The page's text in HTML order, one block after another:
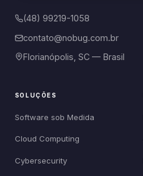
(48) 99219-1058
contato@nobug.com.br
Florianópolis, SC — Brasil
SOLUÇÕES
Software sob Medida
Cloud Computing
Cybersecurity